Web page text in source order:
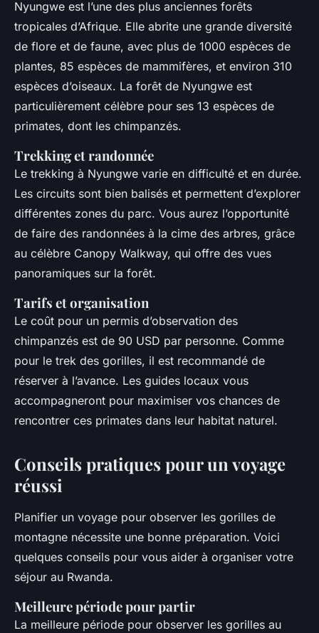
Nyungwe est l’une des plus anciennes forêts
tropicales d’Afrique. Elle abrite une grande diversité
de flore et de faune, avec plus de 1000 espèces de
plantes, 85 espèces de mammifères, et environ 310
espèces d’oiseaux. La forêt de Nyungwe est
particulièrement célèbre pour ses 13 espèces de
primates, dont les chimpanzés.
Trekking et randonnée
Le trekking à Nyungwe varie en difficulté et en durée.
Les circuits sont bien balisés et permettent d’explorer
différentes zones du parc. Vous aurez l’opportunité
de faire des randonnées à la cime des arbres, grâce
au célèbre Canopy Walkway, qui offre des vues
panoramiques sur la forêt.
Tarifs et organisation
Le coût pour un permis d’observation des
chimpanzés est de 90 USD par personne. Comme
pour le trek des gorilles, il est recommandé de
réserver à l’avance. Les guides locaux vous
accompagneront pour maximiser vos chances de
rencontrer ces primates dans leur habitat naturel.
Conseils pratiques pour un voyage
réussi
Planifier un voyage pour observer les gorilles de
montagne nécessite une bonne préparation. Voici
quelques conseils pour vous aider à organiser votre
séjour au Rwanda.
Meilleure période pour partir
La meilleure période pour observer les gorilles au